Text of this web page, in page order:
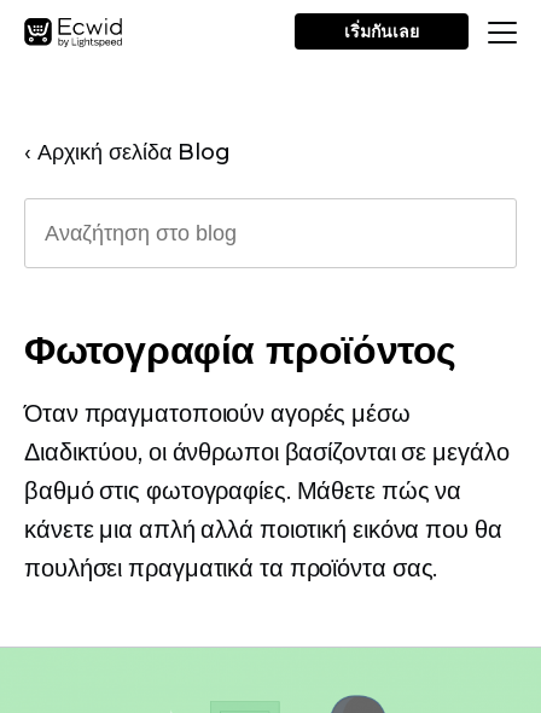
เริ่มกันเลย
‹ Αρχική σελίδα Blog
Φωτογραφία προϊόντος
Όταν πραγματοποιούν αγορές μέσω
Διαδικτύου, οι άνθρωποι βασίζονται σε μεγάλο
βαθμό στις φωτογραφίες. Μάθετε πώς να
κάνετε μια απλή αλλά ποιοτική εικόνα που θα
πουλήσει πραγματικά τα προϊόντα σας.